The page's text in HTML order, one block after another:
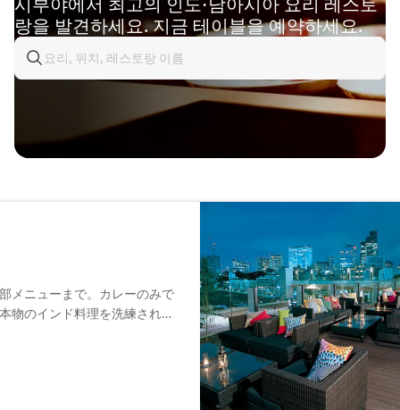
랑을 발견하세요. 지금 테이블을 예약하세요.
メニューまで。カレーのみで
物のインド料理を洗練された